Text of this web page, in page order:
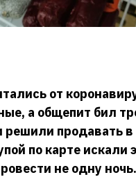
от
а общепит бил
продавать в
по карте искали
не одну